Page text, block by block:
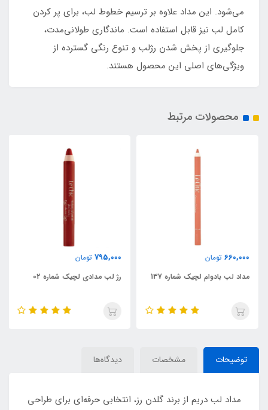
می‌شود. این مداد علاوه بر ترسیم خطوط لب، برای پر کردن
کامل لب نیز قابل استفاده است. ماندگاری طولانی‌مدت،
جلوگیری از پخش شدن رژلب و تنوع رنگی گسترده از
ویژگی‌های اصلی این محصول هستند.
محصولات مرتبط
660,000 تومان
مداد لب بادوام لچیک شماره 137
795,000 تومان
رژ لب مدادی لچیک شماره 02
توضیحات مشخصات دیدگاه‌ها
مداد لب دریم از برند گلدن رز، انتخابی حرفه‌ای برای طراحی